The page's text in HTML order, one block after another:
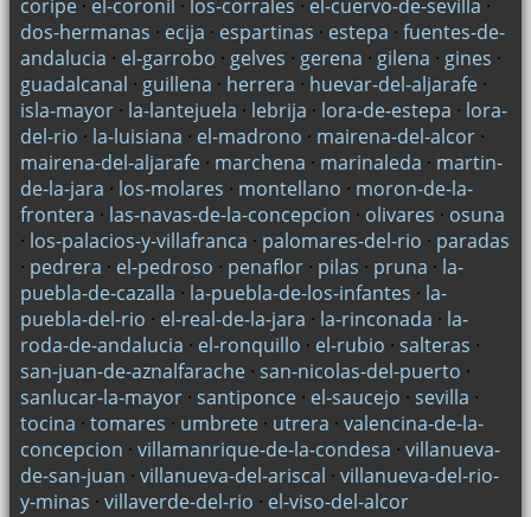
coripe· el-coronil · los-corrales · el-cuervo-de-sevilla ·
dos-hermanas · ecija · espartinas · estepa · fuentes-de-
andalucia · el-garrobo · gelves · gerena · gilena · gines ·
guadalcanal · guillena · herrera · huevar-del-aljarafe·
isla-mayor· la-lantejuela · lebrija · lora-de-estepa · lora-
del-rio · la-luisiana · el-madrono · mairena-del-alcor·
mairena-del-aljarafe· marchena · marinaleda · martin-
de-la-jara · los-molares · montellano · moron-de-la-
frontera · las-navas-de-la-concepcion · olivares · osuna
· los-palacios-y-villafranca · palomares-del-rio · paradas
· pedrera · el-pedroso · penaflor· pilas · pruna · la-
puebla-de-cazalla · la-puebla-de-los-infantes · la-
puebla-del-rio · el-real-de-la-jara · la-rinconada · la-
roda-de-andalucia · el-ronquillo · el-rubio · salteras ·
san-juan-de-aznalfarache· san-nicolas-del-puerto ·
sanlucar-la-mayor· santiponce· el-saucejo · sevilla ·
tocina · tomares · umbrete· utrera · valencina-de-la-
concepcion · villamanrique-de-la-condesa · villanueva-
de-san-juan · villanueva-del-ariscal · villanueva-del-rio-
y-minas · villaverde-del-rio · el-viso-del-alcor